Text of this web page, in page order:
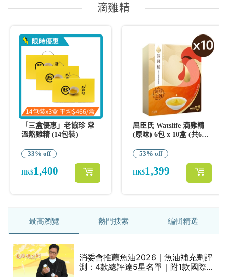
最高瀏覽 熱門搜索 編輯精選
消委會推薦魚油2026｜魚油補充劑評
測：4款總評達5星名單｜附1款國際